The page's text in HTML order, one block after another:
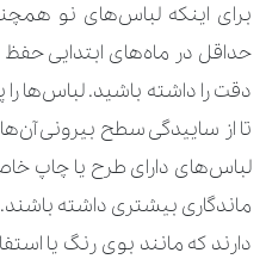
برای اینکه لباس‌های نو
حداقل در ماه‌های ابتدایی
دقت را داشته باشید. لباس‌ها
تا از ساییدگی سطح بیرونی
لباس‌های دارای طرح یا چاپ‌
ماندگاری بیشتری داشته
دارند که مانند بوی رنگ یا